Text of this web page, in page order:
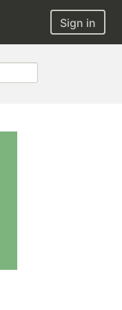
Sign in